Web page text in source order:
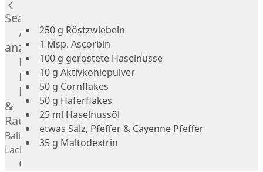
Ibérico
35%
Bellota
LiVar
Schweinefleisch
Mangalitza
Schwein
Geflügel
Miéral
Geflügel
Huhn
Tender
Special
Cuts
Rippchen
Teilstücke
vom
Rind
Teilstücke
vom
Schwein
Teilstücke
Seafood
Alle
anzeigen
Fisch
Meeresfrüchte
Lachs
&
Räucherlachs
Balik
Lachs
Caviar
250 g Röstzwiebeln
1 Msp. Ascorbin
100 g geröstete Haselnüsse
10 g Aktivkohlepulver
50 g Cornflakes
50 g Haferflakes
25 ml Haselnussöl
etwas Salz, Pfeffer & Cayenne Pfeffer
35 g Maltodextrin